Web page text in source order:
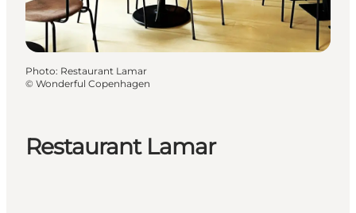
Restaurant Lamar
Photo: Restaurant Lamar
© Wonderful Copenhagen